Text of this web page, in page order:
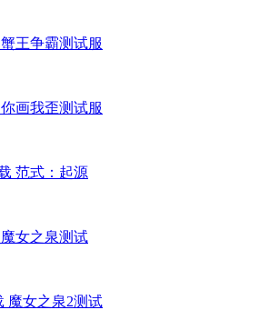
蟹王争霸测试服
你画我歪测试服
范式：起源
魔女之泉测试
魔女之泉2测试